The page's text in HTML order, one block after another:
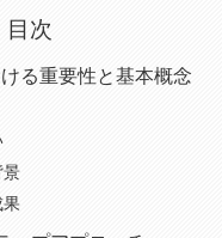
目次
る重要性と基本概念
景
果